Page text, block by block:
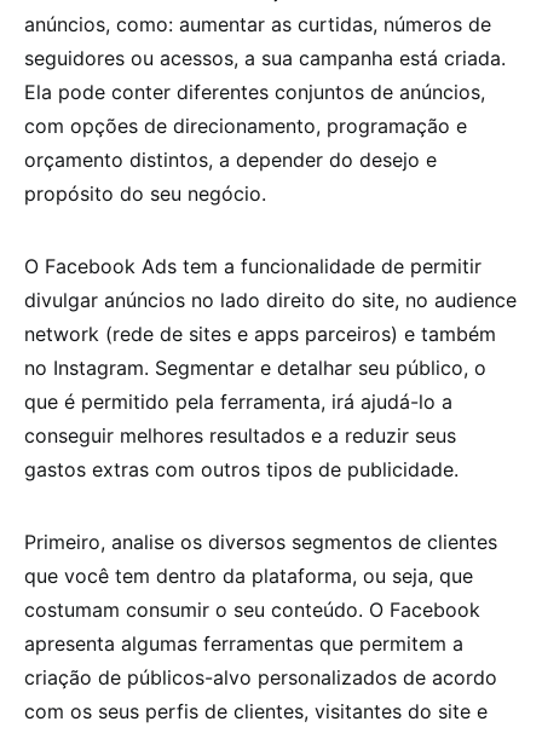
anúncios, como: aumentar as curtidas, números de
seguidores ou acessos, a sua campanha está criada.
Ela pode conter diferentes conjuntos de anúncios,
com opções de direcionamento, programação e
orçamento distintos, a depender do desejo e
propósito do seu negócio.
O Facebook Ads tem a funcionalidade de permitir
divulgar anúncios no lado direito do site, no audience
network (rede de sites e apps parceiros) e também
no Instagram. Segmentar e detalhar seu público, o
que é permitido pela ferramenta, irá ajudá-lo a
conseguir melhores resultados e a reduzir seus
gastos extras com outros tipos de publicidade.
Primeiro, analise os diversos segmentos de clientes
que você tem dentro da plataforma, ou seja, que
costumam consumir o seu conteúdo. O Facebook
apresenta algumas ferramentas que permitem a
criação de públicos-alvo personalizados de acordo
com os seus perfis de clientes, visitantes do site e